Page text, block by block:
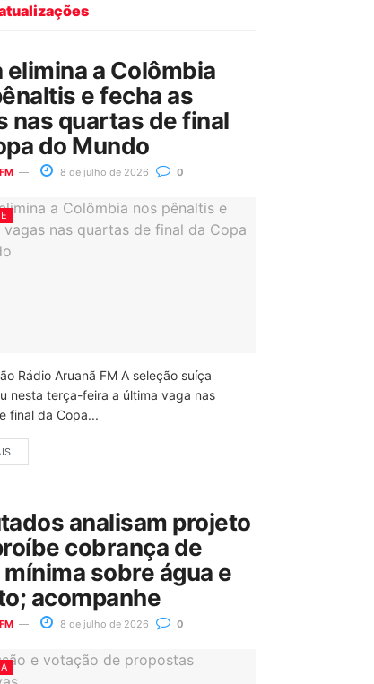
elimina a Colômbia
e fecha as
nas quartas de final
do Mundo
8 de julho de 2026 0
Rádio Aruanã FM A seleção suíça
nesta terça-feira a última vaga nas
final da Copa...
analisam projeto
cobrança de
sobre água e
acompanhe
8 de julho de 2026 0